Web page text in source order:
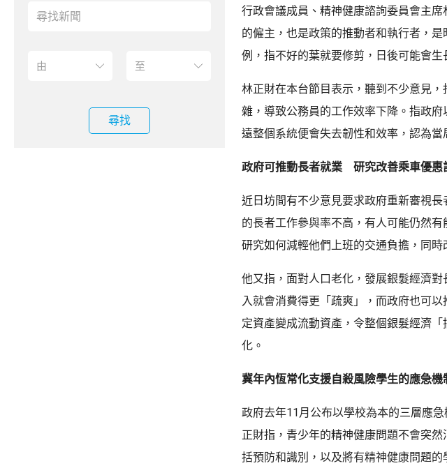
尋找
行政會議成員、精神健康諮詢委員會主
的僱主，也是政策的推動者和執行者，
例，指不好的葉就要修剪，日後可能會生
林正財在本台節目表示，聽到不少意見
雜，導致公務員的工作效率下降。指政
遠整個系統便會失去韌性和效率，認為
政府可推動長者就業 研究改善乘車優惠
近日坊間有不少意見要求政府重新審視
的長者工作參與率不高，有人可能仍然
研究如何減輕他們上班的交通負擔，同時
他又指，面對人口老化，發展銀髮經濟
入就會消費得更「疏爽」，而政府也可
定資產變成流動資產，令整個銀髮經濟
化。
冀年內恆常化支援自殺風險學生的應急機
政府去年11月公布以學校為本的三層應
正財指，青少年的精神健康問題不會突
括預防和識別，以及將有精神健康問題